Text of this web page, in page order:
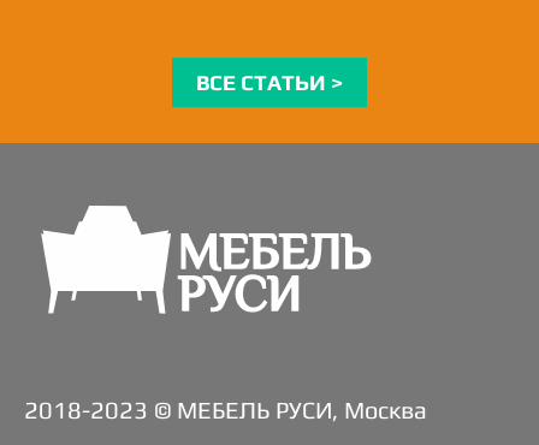
ВСЕ СТАТЬИ >
2018-2023 © МЕБЕЛЬ РУСИ, Москва